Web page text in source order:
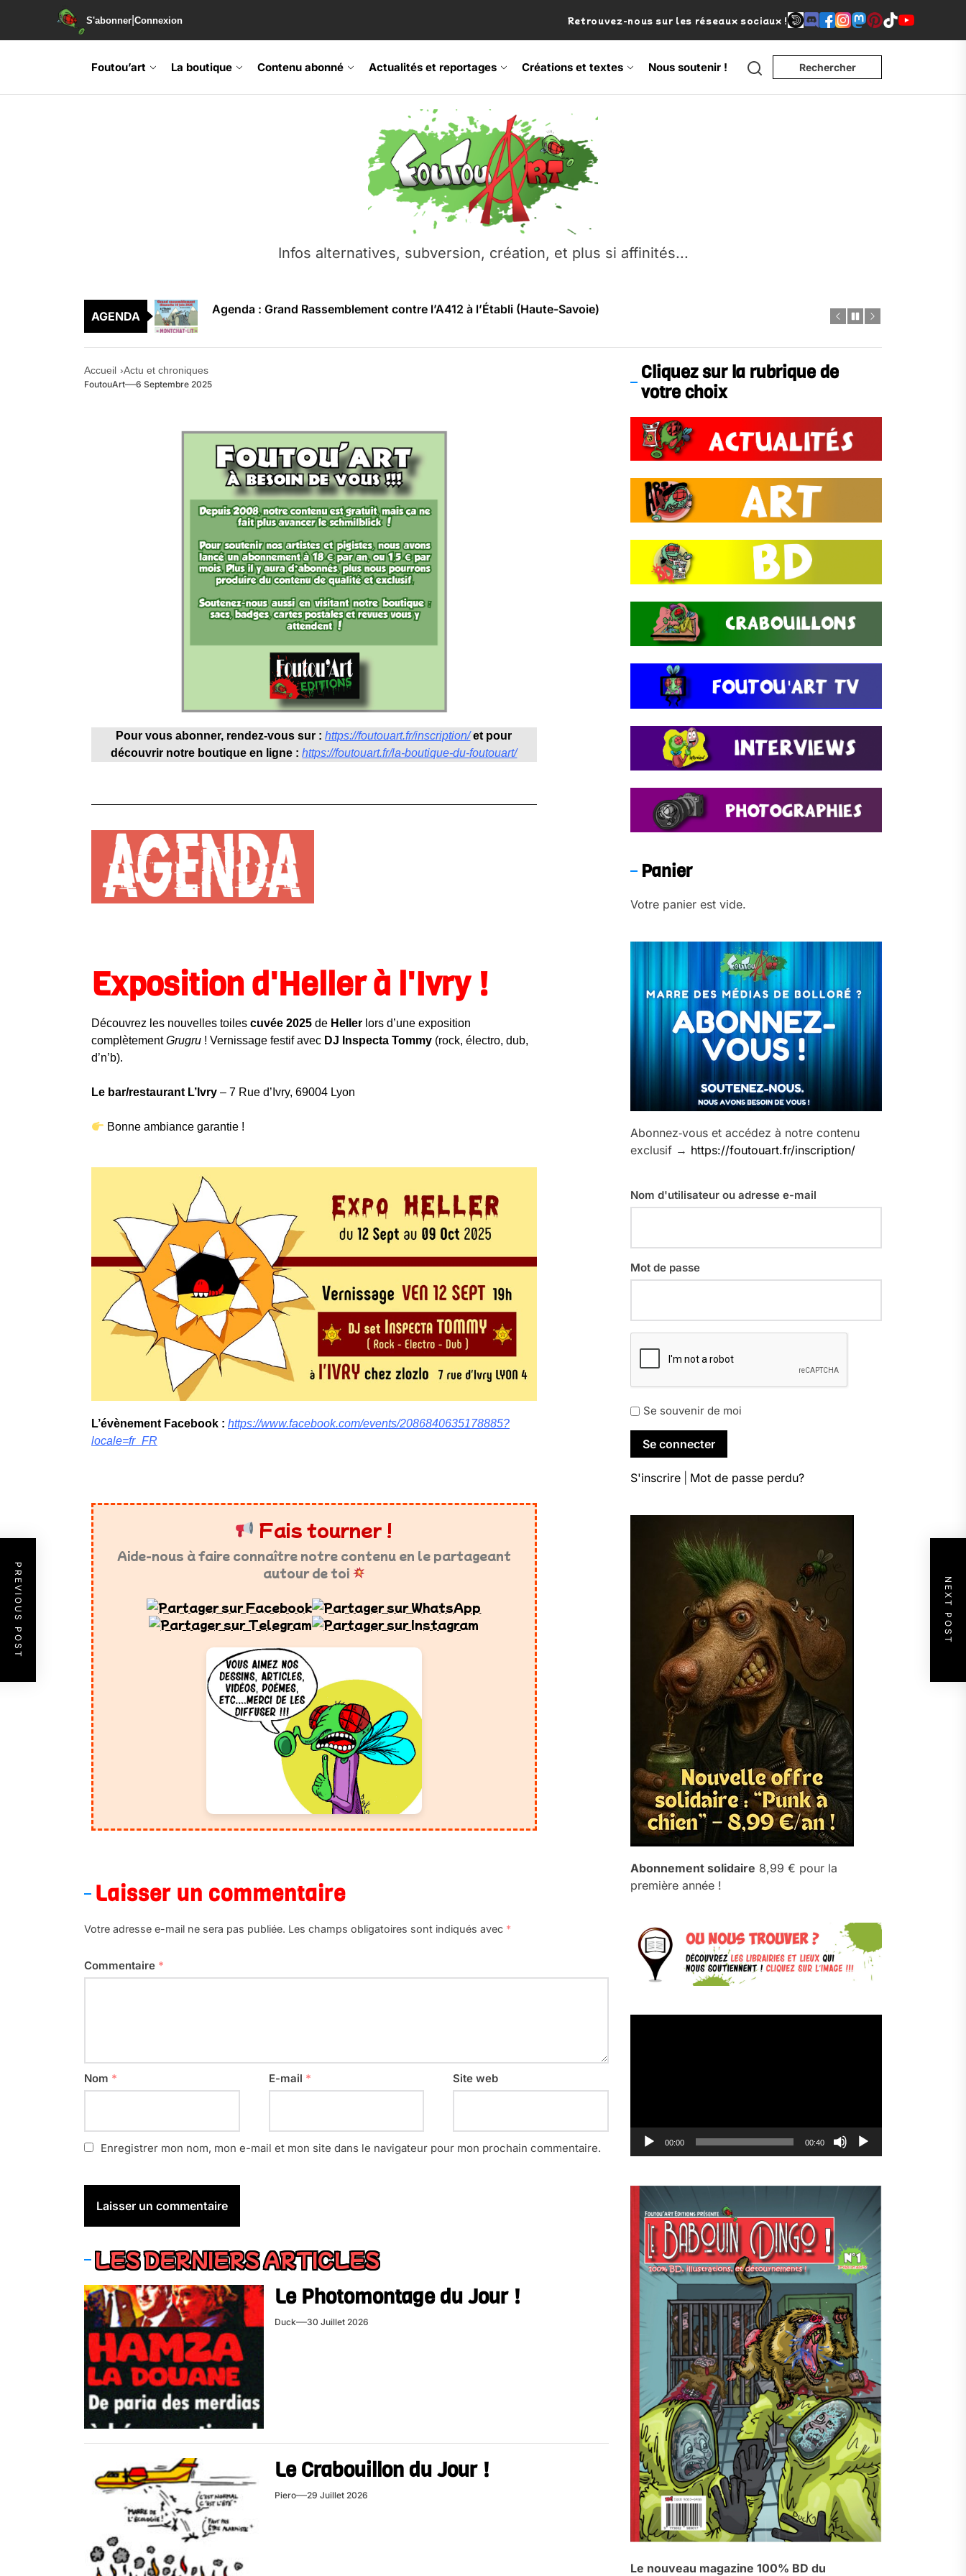
S'abonner Connexion Retrouvez-nous sur les réseaux sociaux !
Foutou’art La boutique Contenu abonné Actualités et reportages Créations et textes Nous soutenir ! Rechercher
Infos alternatives, subversion, création, et plus si affinités...
AGENDA
Agenda : Exposition Frisson Fripon – vernissage 21 mai (Lyon)
Retrouvez-nous au Bos’Tock Festival – Samedi 18 juillet (Vaulx-en-Velin)
Soirée de lancement – Ŝtono, un livre réalisé par Michaël Moretti & Pierre Lacôte
Agenda : Salon du livre Montchat‑Lit – 7 juin 2026 (Lyon 3ᵉ)
Agenda : Exposition Frisson Fripon – vernissage 21 mai (Lyon)
Accueil Actu et chroniques
FoutouArt 6 Septembre 2025
Pour vous abonner, rendez-vous sur : https://foutouart.fr/inscription/ et pour
découvrir notre boutique en ligne : https://foutouart.fr/la-boutique-du-foutouart/
Exposition d'Heller à l'Ivry !
Découvrez les nouvelles toiles cuvée 2025 de Heller lors d’une exposition
complètementGrugru ! Vernissage festif avec DJ Inspecta Tommy (rock, électro, dub,
d’n’b).
Le bar/restaurant L’Ivry – 7 Rue d’Ivry, 69004 Lyon
Bonne ambiance garantie !
L’évènement Facebook : https://www.facebook.com/events/2086840635178885?
locale=fr_FR
Fais tourner !
Aide-nous à faire connaître notre contenu en le partageant
autour de toi
Laisser un commentaire
Votre adresse e-mail ne sera pas publiée. Les champs obligatoires sont indiqués avec *
Commentaire *
Nom * E-mail * Site web
Enregistrer mon nom, mon e-mail et mon site dans le navigateur pour mon prochain commentaire.
PREVIOUS POST NEXT POST
LES DERNIERS ARTICLES
Le Photomontage du Jour !
Duck 30 Juillet 2026
Le Crabouillon du Jour !
Piero 29 Juillet 2026
Cliquez sur la rubrique de
votre choix
Panier
Votre panier est vide.
Abonnez‑vous et accédez à notre contenu
exclusif → https://foutouart.fr/inscription/
Nom d'utilisateur ou adresse e-mail
Mot de passe
Se souvenir de moi
S'inscrire Mot de passe perdu?
Abonnement solidaire 8,99 € pour la
première année !
00:00 00:40
Le nouveau magazine 100% BD du